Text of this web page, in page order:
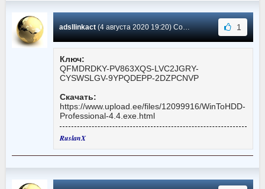
adsllinkact(4 августа 2020 19:20) Сообщение #124 1
Ключ:
QFMDRDKY-PV863XQS-LVC2JGRY-
CYSWSLGV-9YPQDEPP-2DZPCNVP
Скачать:
https://www.upload.ee/files/12099916/WinToHDD-
Professional-4.4.exe.html
RuslanX